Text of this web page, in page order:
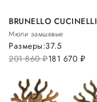
BRUNELLO CUCINELLI
Мюли замшевые
201 860руб.181 670 руб.
Размеры:37.5